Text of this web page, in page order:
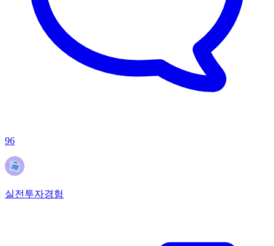
96
실전투자경험